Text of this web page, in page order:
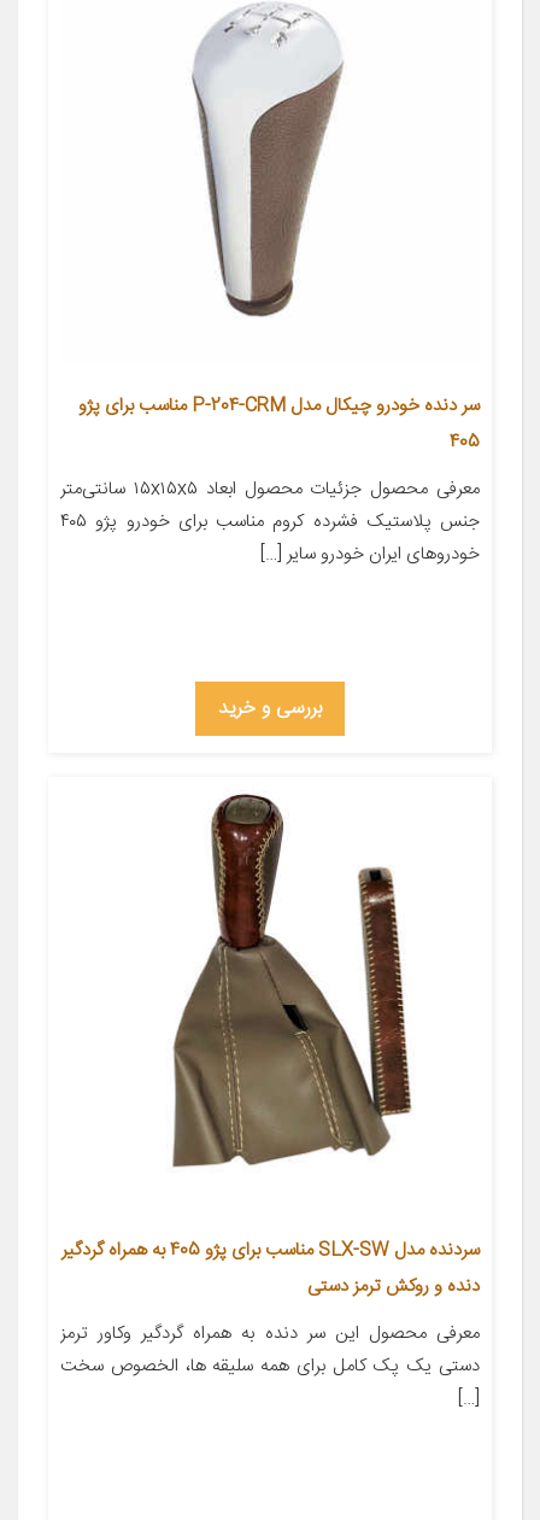
سر دنده خودرو چیکال مدل P-204-CRM مناسب برای پژو
405
معرفی محصول جزئیات محصول ابعاد ۱۵x۱۵x۵ سانتی‌متر
جنس پلاستیک فشرده کروم مناسب برای خودرو پژو ۴۰۵
خودروهای ایران خودرو سایر […]
بررسی و خرید
سردنده مدل SLX-SW مناسب برای پژو 405 به همراه گردگیر
دنده و روکش ترمز دستی
معرفی محصول این سر دنده به همراه گردگیر وکاور ترمز
دستی یک پک کامل برای همه سلیقه ها، الخصوص سخت
[…]